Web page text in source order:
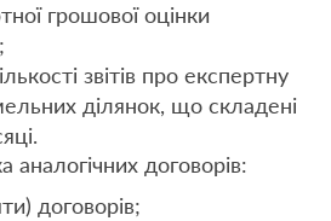
грошової оцінки
звітів про експертну
ділянок, що складені
аналогічних договорів:
договорів;